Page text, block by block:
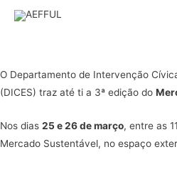
Skip
O Departamento de Intervenção
(DICES) traz até ti a 3ª edição do
Nos dias 25 e 26 de março, entre as
Mercado Sustentável, no espaço